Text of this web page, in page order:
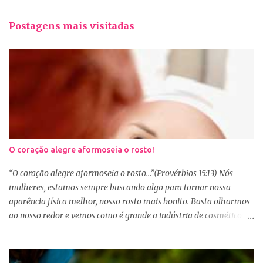
Postagens mais visitadas
O coração alegre aformoseia o rosto!
“O coração alegre aformoseia o rosto...”(Provérbios 15:13) Nós
mulheres, estamos sempre buscando algo para tornar nossa
aparência física melhor, nosso rosto mais bonito. Basta olharmos
ao nosso redor e vemos como é grande a indústria de cosméticos e
se maquiar e testam produtos. Não é errado gostar de se cuidar e